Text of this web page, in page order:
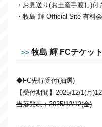
・お見送り(お土産手渡し)付
・牧島 輝 Official Site 有料
>> 牧島 輝 FCチケッ
◆FC先行受付(抽選)
【受付期間】2025/12/1(月
当落発表：2025/12/12(金)